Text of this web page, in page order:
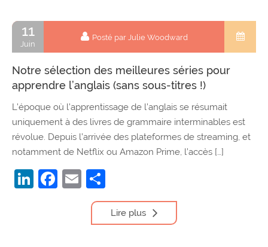
11
Juin
Posté par Julie Woodward
Notre sélection des meilleures séries pour
apprendre l’anglais (sans sous-titres !)
L’époque où l’apprentissage de l’anglais se résumait
uniquement à des livres de grammaire interminables est
révolue. Depuis l’arrivée des plateformes de streaming, et
notamment de Netflix ou Amazon Prime, l’accès […]
LinkedIn
Facebook
Email
Lire plus